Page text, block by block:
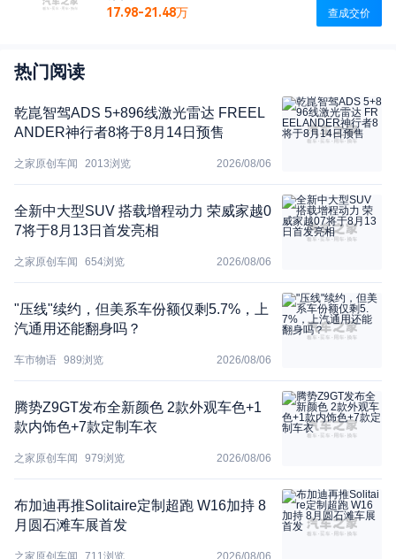
17.98-21.48万 查成交价
热门阅读
乾崑智驾ADS 5+896线激光雷达 FREEL
ANDER神行者8将于8月14日预售
之家原创车闻 2013浏览 2026/08/06
全新中大型SUV 搭载增程动力 荣威家越0
7将于8月13日首发亮相
之家原创车闻 654浏览 2026/08/06
"压线"续约，但美系车份额仅剩5.7%，上
汽通用还能翻身吗？
车市物语 989浏览 2026/08/06
腾势Z9GT发布全新颜色 2款外观车色+1
款内饰色+7款定制车衣
之家原创车闻 979浏览 2026/08/06
布加迪再推Solitaire定制超跑 W16加持 8
月圆石滩车展首发
之家原创车闻 711 浏览 2026/08/06